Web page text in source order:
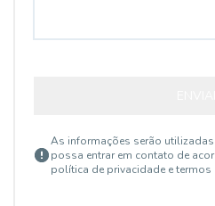
As informações serão
possa entrar em contato de
política de privacidade e termos